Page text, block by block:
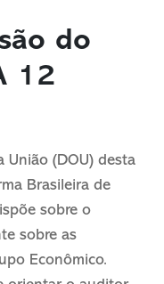
do
12
União (DOU) desta
Brasileira de
sobre o
sobre as
Econômico.